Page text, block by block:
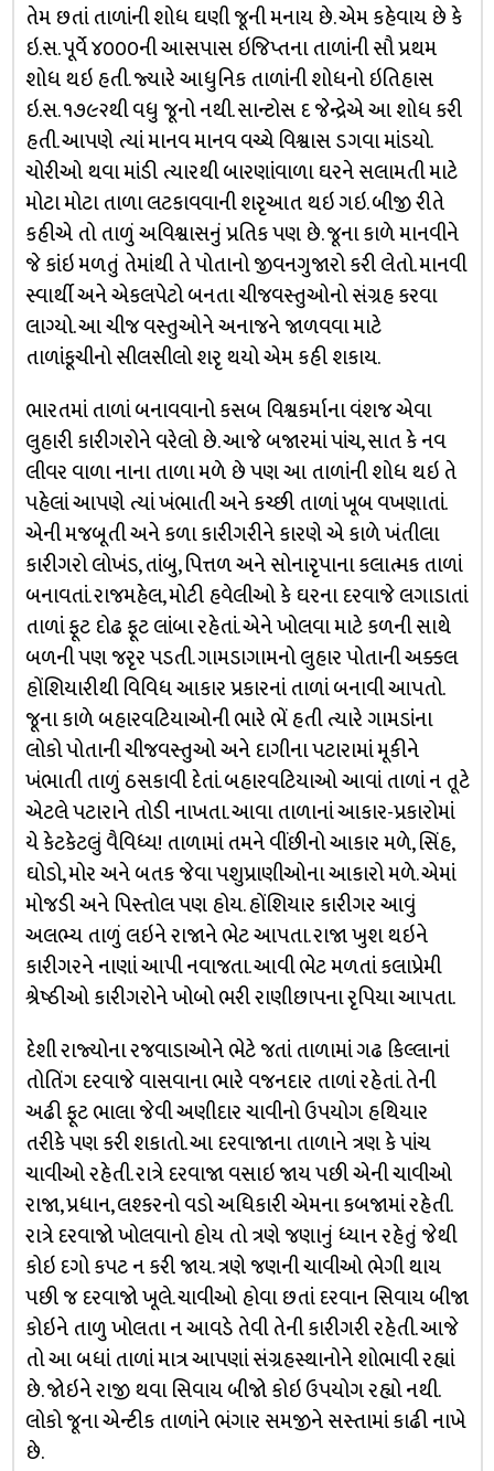
તેમ છતાં તાળાંની શોધ ઘણી જૂની મનાય છે. એમ કહેવાય છે કે
ઇ.સ. પૂર્વે ૪૦૦૦ની આસપાસ ઇજિપ્તના તાળાંની સૌ પ્રથમ
શોધ થઇ હતી. જ્યારે આધુનિક તાળાંની શોધનો ઇતિહાસ
ઇ.સ. ૧૭૯૨થી વધુ જૂનો નથી. સાન્ટોસ દ જેન્દ્રેએ આ શોધ કરી
હતી. આપણે ત્યાં માનવ માનવ વચ્ચે વિશ્વાસ ડગવા માંડયો.
ચોરીઓ થવા માંડી ત્યારથી બારણાંવાળા ઘરને સલામતી માટે
મોટા મોટા તાળા લટકાવવાની શરૃઆત થઇ ગઇ. બીજી રીતે
કહીએ તો તાળું અવિશ્વાસનું પ્રતિક પણ છે. જૂના કાળે માનવીને
જે કાંઇ મળતું તેમાંથી તે પોતાનો જીવનગુજારો કરી લેતો. માનવી
સ્વાર્થી અને એકલપેટો બનતા ચીજવસ્તુઓનો સંગ્રહ કરવા
લાગ્યો. આ ચીજ વસ્તુઓને અનાજને જાળવવા માટે
તાળાંકૂચીનો સીલસીલો શરૃ થયો એમ કહી શકાય.
ભારતમાં તાળાં બનાવવાનો કસબ વિશ્વકર્માના વંશજ એવા
લુહારી કારીગરોને વરેલો છે. આજે બજારમાં પાંચ, સાત કે નવ
લીવર વાળા નાના તાળા મળે છે પણ આ તાળાંની શોધ થઇ તે
પહેલાં આપણે ત્યાં ખંભાતી અને કચ્છી તાળાં ખૂબ વખણાતાં.
એની મજબૂતી અને કળા કારીગરીને કારણે એ કાળે ખંતીલા
કારીગરો લોખંડ, તાંબુ, પિત્તળ અને સોનારૃપાના કલાત્મક તાળાં
બનાવતાં. રાજમહેલ, મોટી હવેલીઓ કે ઘરના દરવાજે લગાડાતાં
તાળાં ફૂટ દોઢ ફૂટ લાંબા રહેતાં. એને ખોલવા માટે કળની સાથે
બળની પણ જરૃર પડતી. ગામડાગામનો લુહાર પોતાની અક્કલ
હોંશિયારીથી વિવિધ આકાર પ્રકારનાં તાળાં બનાવી આપતો.
જૂના કાળે બહારવટિયાઓની ભારે ભેં હતી ત્યારે ગામડાંના
લોકો પોતાની ચીજવસ્તુઓ અને દાગીના પટારામાં મૂકીને
ખંભાતી તાળું ઠસકાવી દેતાં. બહારવટિયાઓ આવાં તાળાં ન તૂટે
એટલે પટારાને તોડી નાખતા. આવા તાળાનાં આકાર-પ્રકારોમાં
યે કેટકેટલું વૈવિધ્ય! તાળામાં તમને વીંછીનો આકાર મળે, સિંહ,
ઘોડો, મોર અને બતક જેવા પશુપ્રાણીઓના આકારો મળે. એમાં
મોજડી અને પિસ્તોલ પણ હોય. હોંશિયાર કારીગર આવું
અલભ્ય તાળું લઇને રાજાને ભેટ આપતા. રાજા ખુશ થઇને
કારીગરને નાણાં આપી નવાજતા. આવી ભેટ મળતાં કલાપ્રેમી
શ્રેષ્ઠીઓ કારીગરોને ખોબો ભરી રાણીછાપના રૃપિયા આપતા.
દેશી રાજ્યોના રજવાડાઓને ભેટે જતાં તાળામાં ગઢ કિલ્લાનાં
તોતિંગ દરવાજે વાસવાના ભારે વજનદાર તાળાં રહેતાં. તેની
અઢી ફૂટ ભાલા જેવી અણીદાર ચાવીનો ઉપયોગ હથિયાર
તરીકે પણ કરી શકાતો. આ દરવાજાના તાળાને ત્રણ કે પાંચ
ચાવીઓ રહેતી. રાત્રે દરવાજા વસાઇ જાય પછી એની ચાવીઓ
રાજા, પ્રધાન, લશ્કરનો વડો અધિકારી એમના કબજામાં રહેતી.
રાત્રે દરવાજો ખોલવાનો હોય તો ત્રણે જણાનું ધ્યાન રહેતું જેથી
કોઇ દગો કપટ ન કરી જાય. ત્રણે જણની ચાવીઓ ભેગી થાય
પછી જ દરવાજો ખૂલે. ચાવીઓ હોવા છતાં દરવાન સિવાય બીજા
કોઇને તાળુ ખોલતા ન આવડે તેવી તેની કારીગરી રહેતી. આજે
તો આ બધાં તાળાં માત્ર આપણાં સંગ્રહસ્થાનોને શોભાવી રહ્યાં
છે. જોઇને રાજી થવા સિવાય બીજો કોઇ ઉપયોગ રહ્યો નથી.
લોકો જૂના એન્ટીક તાળાંને ભંગાર સમજીને સસ્તામાં કાઢી નાખે
છે.